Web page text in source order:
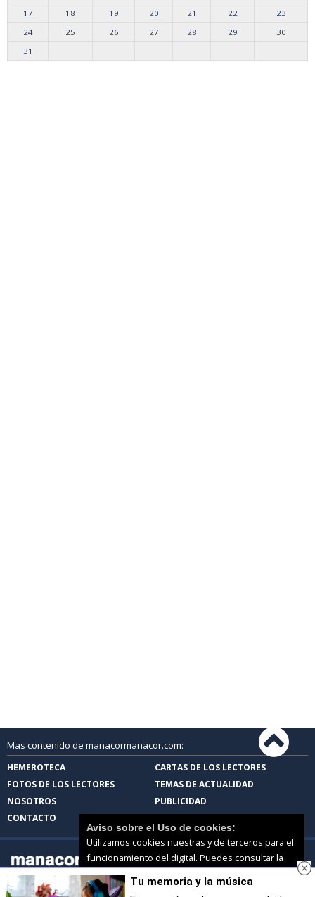
17
18 19 20 21 22
23
24
25 26 27 28 29
30
31
Mas contenido de manacormanacor.com:
HEMEROTECA
CARTAS DE LOS LECTORES
FOTOS DE LOS LECTORES
TEMAS DE ACTUALIDAD
NOSOTROS
PUBLICIDAD
CONTACTO
manacormanacor.com |Términos de uso
Tu memoria y la música
Aviso sobre el Uso de cookies:
Utilizamos cookies nuestras y de terceros para el
funcionamiento del digital. Puedes consultar la
lista de cookies y como desconectarlas.
nuestra Política de Privacidad y Cookies